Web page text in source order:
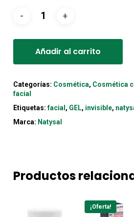
Añadir al carrito
Categorías: Cosmética, Cosmética
facial
Etiquetas:facial , GEL, invisible,
Marca: Natysal
Productos
¡Oferta!